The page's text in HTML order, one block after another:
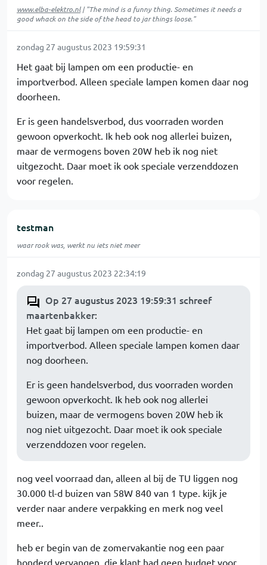
www.elba-elektro.nl| "The mind is a funny thing. Sometimes it needs a
good whack on the side of the head to jar things loose."
zondag 27 augustus 2023 19:59:31
Het gaat bij lampen om een productie- en
importverbod. Alleen speciale lampen komen daar nog
doorheen.
Er is geen handelsverbod, dus voorraden worden
gewoon opverkocht. Ik heb ook nog allerlei buizen,
maar de vermogens boven 20W heb ik nog niet
uitgezocht. Daar moet ik ook speciale verzenddozen
voor regelen.
testman
waar rook was, werkt nu iets niet meer
zondag 27 augustus 2023 22:34:19
Op 27 augustus 2023 19:59:31 schreef
maartenbakker:
Het gaat bij lampen om een productie- en
importverbod. Alleen speciale lampen komen daar
nog doorheen.
Er is geen handelsverbod, dus voorraden worden
gewoon opverkocht. Ik heb ook nog allerlei
buizen, maar de vermogens boven 20W heb ik
nog niet uitgezocht. Daar moet ik ook speciale
verzenddozen voor regelen.
nog veel voorraad dan, alleen al bij de TU liggen nog
30.000 tl-d buizen van 58W 840 van 1 type. kijk je
verder naar andere verpakking en merk nog veel
meer..
heb er begin van de zomervakantie nog een paar
honderd vervangen, die klant had geen budget voor